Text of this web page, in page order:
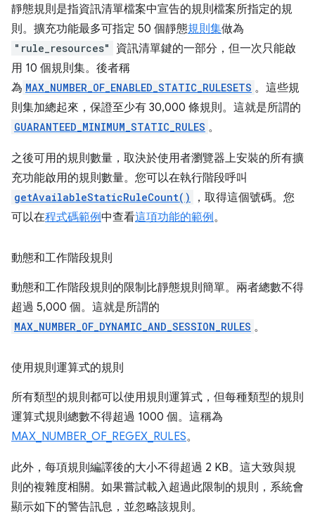
靜態規則是指資訊清單檔案中宣告的規則檔案所指定的規
則。擴充功能最多可指定 50 個靜態規則集做為
"rule_resources"
資訊清單鍵的一部分，但一次只能啟
用 10 個規則集。後者稱
為 MAX_NUMBER_OF_ENABLED_STATIC_RULESETS 。這些規
則集加總起來，保證至少有 30,000 條規則。這就是所謂的
GUARANTEED_MINIMUM_STATIC_RULES 。
之後可用的規則數量，取決於使用者瀏覽器上安裝的所有擴
充功能啟用的規則數量。您可以在執行階段呼叫
getAvailableStaticRuleCount()
，取得這個號碼。您
可以在程式碼範例中查看這項功能的範例。
動態和工作階段規則
動態和工作階段規則的限制比靜態規則簡單。兩者總數不得
超過 5,000 個。這就是所謂的
MAX_NUMBER_OF_DYNAMIC_AND_SESSION_RULES 。
使用規則運算式的規則
所有類型的規則都可以使用規則運算式，但每種類型的規則
運算式規則總數不得超過 1000 個。這稱為
MAX_NUMBER_OF_REGEX_RULES。
此外，每項規則編譯後的大小不得超過 2 KB。這大致與規
則的複雜度相關。如果嘗試載入超過此限制的規則，系統會
顯示如下的警告訊息，並忽略該規則。